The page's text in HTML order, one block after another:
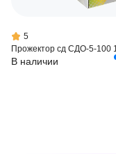
5
Прожектор сд СДО-5-100
В наличии